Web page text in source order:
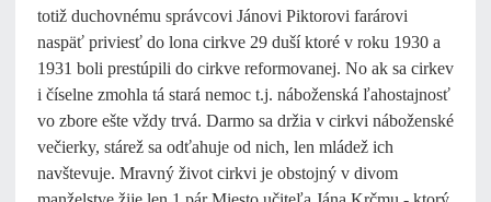
totiž duchovnému správcovi Jánovi Piktorovi farárovi
naspäť priviesť do lona cirkve 29 duší ktoré v roku 1930 a
1931 boli prestúpili do cirkve reformovanej. No ak sa cirkev
i číselne zmohla tá stará nemoc t.j. náboženská ľahostajnosť
vo zbore ešte vždy trvá. Darmo sa držia v cirkvi náboženské
večierky, stárež sa odťahuje od nich, len mládež ich
navštevuje. Mravný život cirkvi je obstojný v divom